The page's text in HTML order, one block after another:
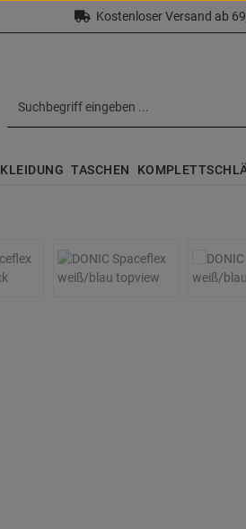
Kostenloser Versand ab
KLEIDUNG TASCHEN